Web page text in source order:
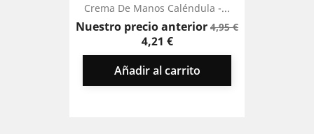
Crema De Manos Caléndula -...
Nuestro precio anteriorPrecio
4,95 €Precio
4,21 €
Añadir al carrito